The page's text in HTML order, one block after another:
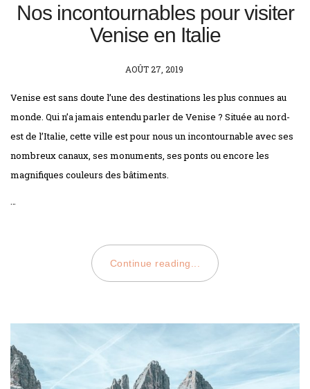
Nos incontournables pour visiter
Venise en Italie
POSTED
AOÛT 27, 2019
Venise est sans doute l’une des destinations les plus connues au
monde. Qui n’a jamais entendu parler de Venise ? Située au nord-
est de l’Italie, cette ville est pour nous un incontournable avec ses
nombreux canaux, ses monuments, ses ponts ou encore les
magnifiques couleurs des bâtiments.
…
Continue reading...